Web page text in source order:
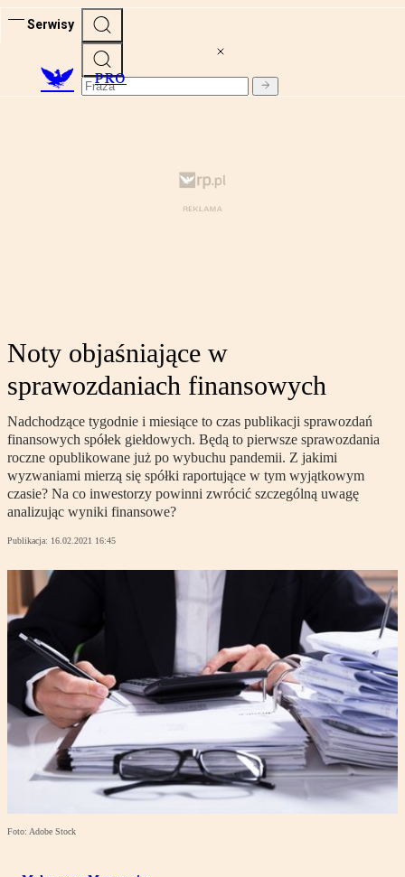
Serwisy
PRO
Noty objaśniające w
sprawozdaniach finansowych
Nadchodzące tygodnie i miesiące to czas publikacji sprawozdań
finansowych spółek giełdowych. Będą to pierwsze sprawozdania
roczne opublikowane już po wybuchu pandemii. Z jakimi
wyzwaniami mierzą się spółki raportujące w tym wyjątkowym
czasie? Na co inwestorzy powinni zwrócić szczególną uwagę
analizując wyniki finansowe?
Publikacja: 16.02.2021 16:45
Foto: Adobe Stock